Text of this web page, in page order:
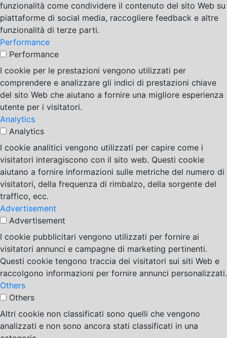
funzionalità come condividere il contenuto del sito Web su
piattaforme di social media, raccogliere feedback e altre
funzionalità di terze parti.
Performance
Performance
I cookie per le prestazioni vengono utilizzati per
comprendere e analizzare gli indici di prestazioni chiave
del sito Web che aiutano a fornire una migliore esperienza
utente per i visitatori.
Analytics
Analytics
I cookie analitici vengono utilizzati per capire come i
visitatori interagiscono con il sito web. Questi cookie
aiutano a fornire informazioni sulle metriche del numero di
visitatori, della frequenza di rimbalzo, della sorgente del
traffico, ecc.
Advertisement
Advertisement
I cookie pubblicitari vengono utilizzati per fornire ai
visitatori annunci e campagne di marketing pertinenti.
Questi cookie tengono traccia dei visitatori sui siti Web e
raccolgono informazioni per fornire annunci personalizzati.
Others
Others
Altri cookie non classificati sono quelli che vengono
analizzati e non sono ancora stati classificati in una